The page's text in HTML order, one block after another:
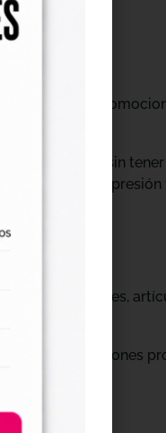
prendas
colecciones sin
de
cajas, envases,
producciones